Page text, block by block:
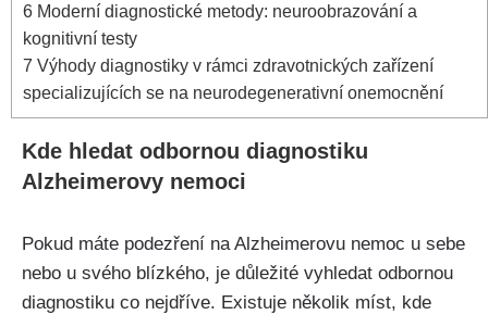
6 Moderní diagnostické metody: neuroobrazování a
kognitivní testy
7 Výhody diagnostiky v rámci zdravotnických zařízení
specializujících se na neurodegenerativní onemocnění
Kde hledat odbornou diagnostiku
Alzheimerovy nemoci
Pokud máte podezření na Alzheimerovu nemoc u sebe
nebo u svého blízkého, je důležité vyhledat odbornou
diagnostiku co nejdříve. Existuje několik míst, kde